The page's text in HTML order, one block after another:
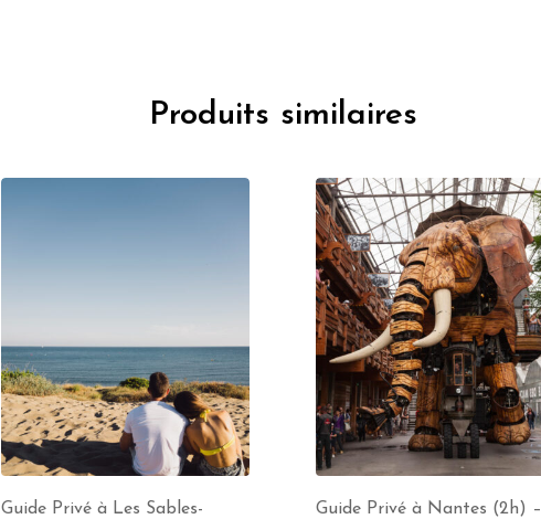
Produits similaires
Guide Privé à Les Sables-
Guide Privé à Nantes (2h) –